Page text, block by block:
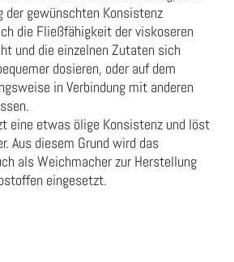
der gewünschten Konsistenz
die Fließfähigkeit der viskoseren
und die einzelnen Zutaten sich
dosieren, oder auf dem
in Verbindung mit anderen
eine etwas ölige Konsistenz und löst
Aus diesem Grund wird das
als Weichmacher zur Herstellung
eingesetzt.